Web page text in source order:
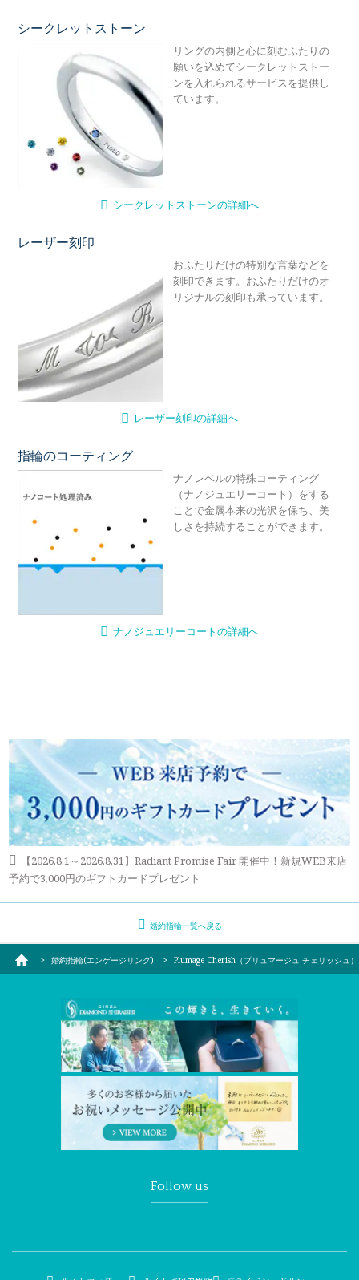
シークレットストーン
リングの内側と心に刻むふたりの
願いを込めてシークレットストー
ンを入れられるサービスを提供し
ています。
シークレットストーンの詳細へ
レーザー刻印
おふたりだけの特別な言葉などを
刻印できます。おふたりだけのオ
リジナルの刻印も承っています。
レーザー刻印の詳細へ
指輪のコーティング
ナノレベルの特殊コーティング
（ナノジュエリーコート）をする
ことで金属本来の光沢を保ち、美
しさを持続することができます。
ナノジュエリーコートの詳細へ
【2026.8.1～2026.8.31】Radiant Promise Fair 開催中！新規WEB来店
予約で3,000円のギフトカードプレゼント
婚約指輪一覧へ戻る
婚約指輪(エンゲージリング) Plumage Cherish（プリュマージュ チェリッシュ）
Follow us